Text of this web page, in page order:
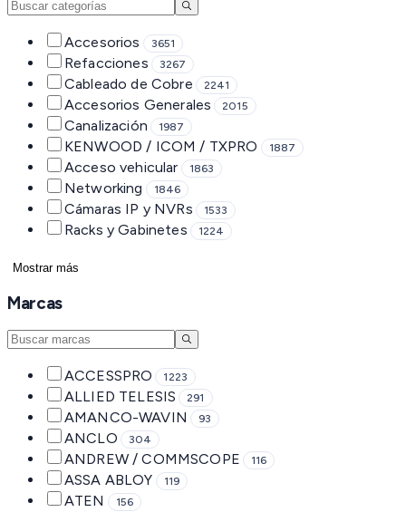
Accesorios 3651
Refacciones 3267
Cableado de Cobre 2241
Accesorios Generales 2015
Canalización 1987
KENWOOD / ICOM / TXPRO 1887
Acceso vehicular 1863
Networking 1846
Cámaras IP y NVRs 1533
Racks y Gabinetes 1224
Mostrar más
Marcas
ACCESSPRO 1223
ALLIED TELESIS 291
AMANCO-WAVIN 93
ANCLO 304
ANDREW / COMMSCOPE 116
ASSA ABLOY 119
ATEN 156